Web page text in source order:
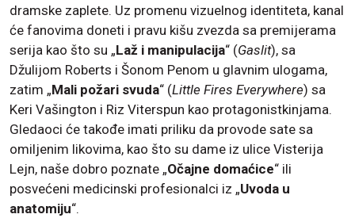
dramske zaplete. Uz promenu vizuelnog identiteta, kanal
će fanovima doneti i pravu kišu zvezda sa premijerama
serija kao što su „Laž i manipulacija“ (Gaslit), sa
Džulijom Roberts i Šonom Penom u glavnim ulogama,
zatim „Mali požari svuda“ (Little Fires Everywhere) sa
Keri Vašington i Riz Viterspun kao protagonistkinjama.
Gledaoci će takođe imati priliku da provode sate sa
omiljenim likovima, kao što su dame iz ulice Visterija
Lejn, naše dobro poznate „Očajne domaćice“ ili
posvećeni medicinski profesionalci iz „Uvoda u
anatomiju“.